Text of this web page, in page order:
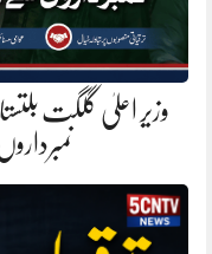
وزیر اعلیٰ گلگت